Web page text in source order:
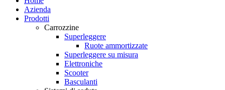
Azienda
Prodotti
Carrozzine
Superleggere
Ruote ammortizzate
Superleggere su misura
Elettroniche
Scooter
Basculanti